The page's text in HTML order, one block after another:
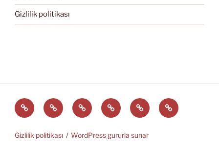
Gizlilik politikası
Türkçe English Svenskaالعربية
中
文
EĞİTİM
ARAÇLARI
Gizlilik politikası WordPress gururla sunar